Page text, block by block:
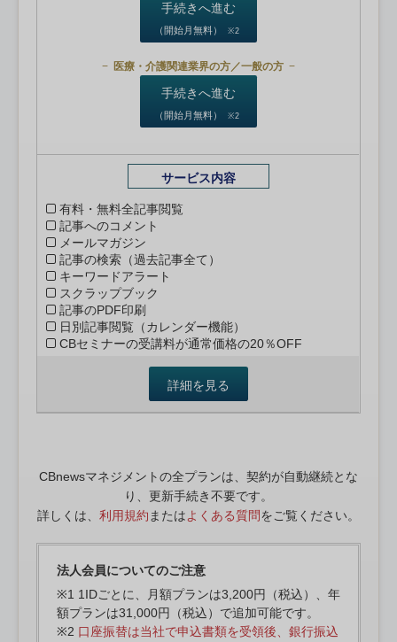
手続きへ進む
（開始月無料） ※2
医療・介護関連業界の方／一般の方
手続きへ進む
（開始月無料） ※2
サービス内容
有料・無料全記事閲覧
記事へのコメント
メールマガジン
記事の検索（過去記事全て）
キーワードアラート
スクラップブック
記事のPDF印刷
日別記事閲覧（カレンダー機能）
CBセミナーの受講料が通常価格の20％OFF
詳細を見る
CBnewsマネジメントの全プランは、契約が自動継続とな
り、更新手続き不要です。
詳しくは、 利用規約 またはよくある質問をご覧ください。
法人会員についてのご注意
※1 1IDごとに、月額プランは3,200円（税込）、年
額プランは31,000円（税込）で追加可能です。
※2 口座振替は当社で申込書類を受領後、銀行振込